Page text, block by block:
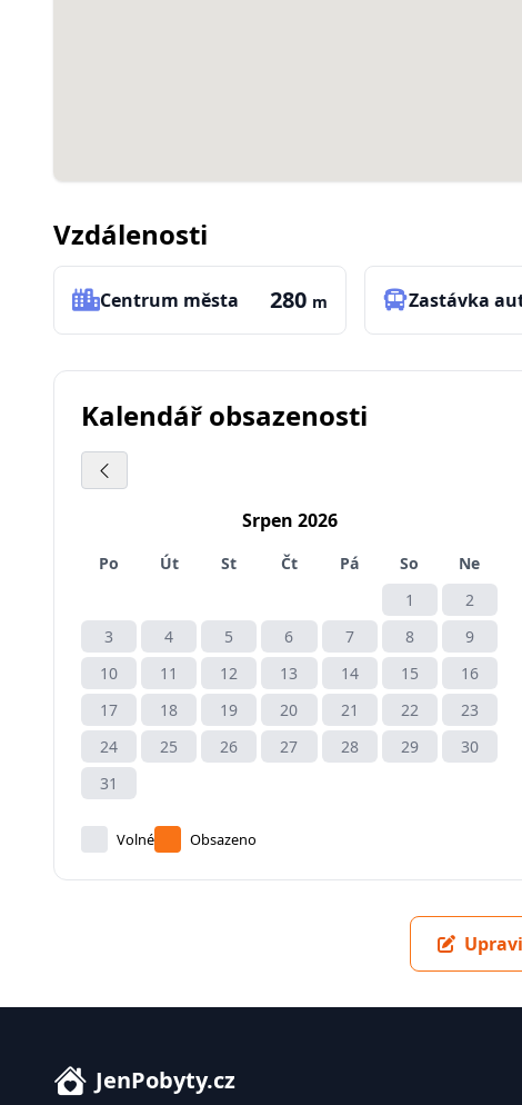
Vzdálenosti
Centrum města 280 m Zastávka
Kalendář obsazenosti
Srpen 2026
Po Út St Čt Pá So
Ne
1
2
3
4 5 6 7 8
9
10
11 12 13 14 15
16
17
18 19 20 21 22
23
24
25 26 27 28 29
30
31
Volné Obsazeno
JenPobyty.cz